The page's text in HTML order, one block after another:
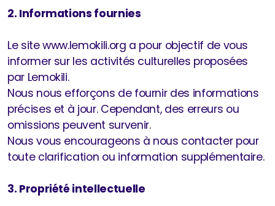
2. Informations fournies
Le site www.lemokili.org a pour objectif de vous
informer sur les activités culturelles proposées
par Lemokili.
Nous nous efforçons de fournir des informations
précises et à jour. Cependant, des erreurs ou
omissions peuvent survenir.
Nous vous encourageons à nous contacter pour
toute clarification ou information supplémentaire.​
3. Propriété intellectuelle